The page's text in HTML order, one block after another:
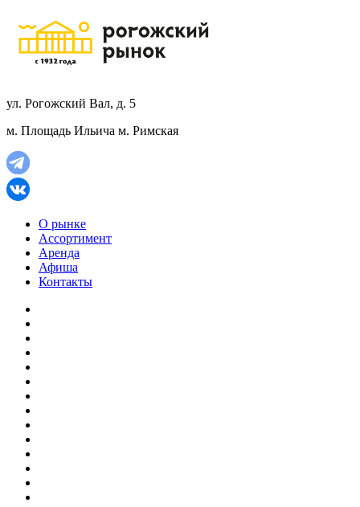
ул. Рогожский Вал, д. 5
м. Площадь Ильича м. Римская
О рынке
Ассортимент
Аренда
Афиша
Контакты